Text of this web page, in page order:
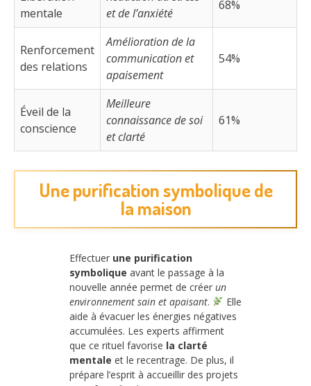
mentale
et de l’anxiété
68%
Renforcement
des relations
Amélioration de la
communication et
apaisement
54%
Éveil de la
conscience
Meilleure
connaissance de soi
et clarté
61%
Une purification symbolique de
la maison
Effectuer une purification
symbolique avant le passage à la
nouvelle année permet de créer un
environnement sain et apaisant.
Elle
aide à évacuer les énergies négatives
accumulées. Les experts affirment
que ce rituel favorise la clarté
mentale et le recentrage. De plus, il
prépare l’esprit à accueillir des projets